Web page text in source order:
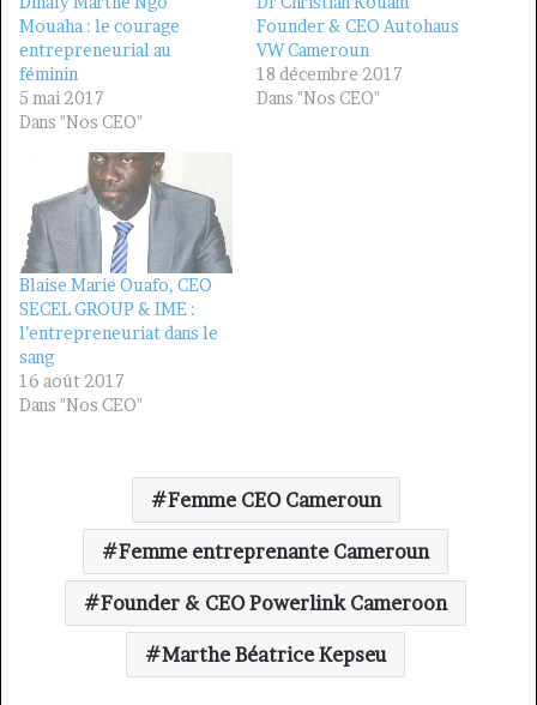
Mouaha : le courage
entrepreneurial au
féminin
5 mai 2017
Dans "Nos CEO"
Founder & CEO Autohaus
VW Cameroun
18 décembre 2017
Dans "Nos CEO"
Blaise Marie Ouafo, CEO
SECEL GROUP & IME :
l’entrepreneuriat dans le
sang
16 août 2017
Dans "Nos CEO"
Femme CEO Cameroun
Femme entreprenante Cameroun
Founder & CEO Powerlink Cameroon
Marthe Béatrice Kepseu